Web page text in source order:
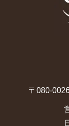
〒080-